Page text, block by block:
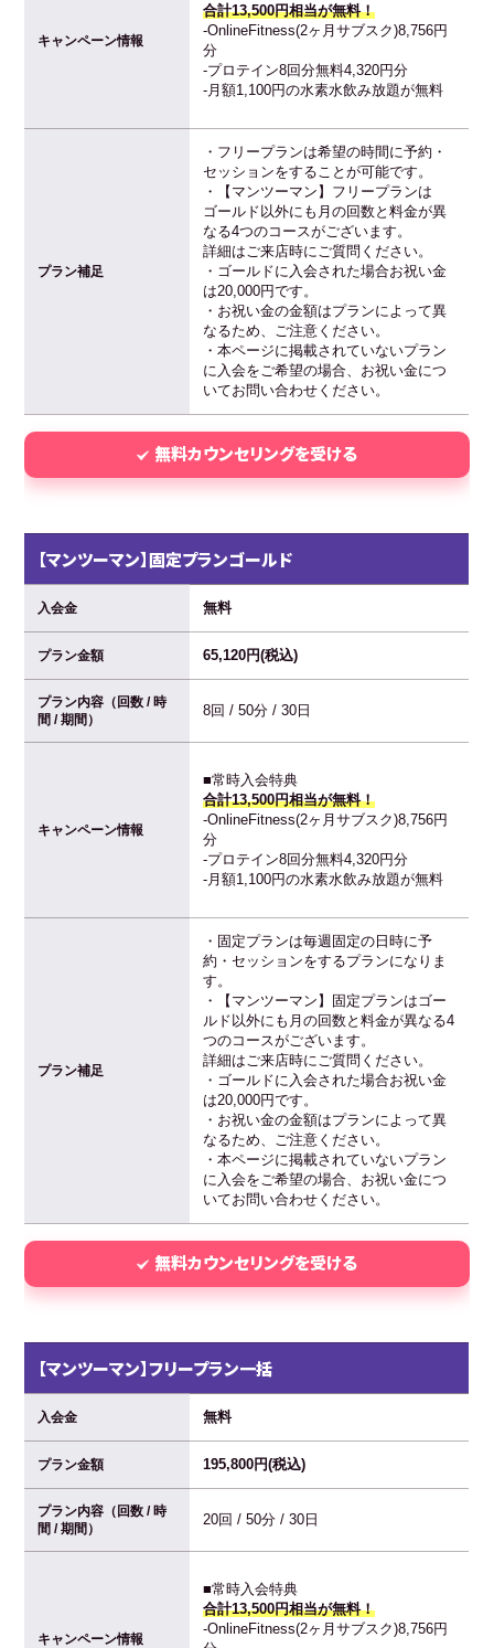
キャンペーン情報
合計13,500円相当が無料！
-OnlineFitness(2ヶ月サブスク)8,756円
分
-プロテイン8回分無料4,320円分
-月額1,100円の水素水飲み放題が無料
プラン補足
・フリープランは希望の時間に予約・
セッションをすることが可能です。
・【マンツーマン】フリープランは
ゴールド以外にも月の回数と料金が異
なる4つのコースがございます。
詳細はご来店時にご質問ください。
・ゴールドに入会された場合お祝い金
は20,000円です。
・お祝い金の金額はプランによって異
なるため、ご注意ください。
・本ページに掲載されていないプラン
に入会をご希望の場合、お祝い金につ
いてお問い合わせください。
無料カウンセリングを受ける
【マンツーマン】固定プランゴールド
入会金 無料
プラン金額 65,120円(税込)
プラン内容（回数 / 時
間 / 期間）
8回 / 50分 / 30日
キャンペーン情報
■常時入会特典
合計13,500円相当が無料！
-OnlineFitness(2ヶ月サブスク)8,756円
分
-プロテイン8回分無料4,320円分
-月額1,100円の水素水飲み放題が無料
プラン補足
・固定プランは毎週固定の日時に予
約・セッションをするプランになりま
す。
・【マンツーマン】固定プランはゴー
ルド以外にも月の回数と料金が異なる4
つのコースがございます。
詳細はご来店時にご質問ください。
・ゴールドに入会された場合お祝い金
は20,000円です。
・お祝い金の金額はプランによって異
なるため、ご注意ください。
・本ページに掲載されていないプラン
に入会をご希望の場合、お祝い金につ
いてお問い合わせください。
無料カウンセリングを受ける
【マンツーマン】フリープラン一括
入会金 無料
プラン金額 195,800円(税込)
プラン内容（回数 / 時
間 / 期間）
20回 / 50分 / 30日
キャンペーン情報
■常時入会特典
合計13,500円相当が無料！
-OnlineFitness(2ヶ月サブスク)8,756円